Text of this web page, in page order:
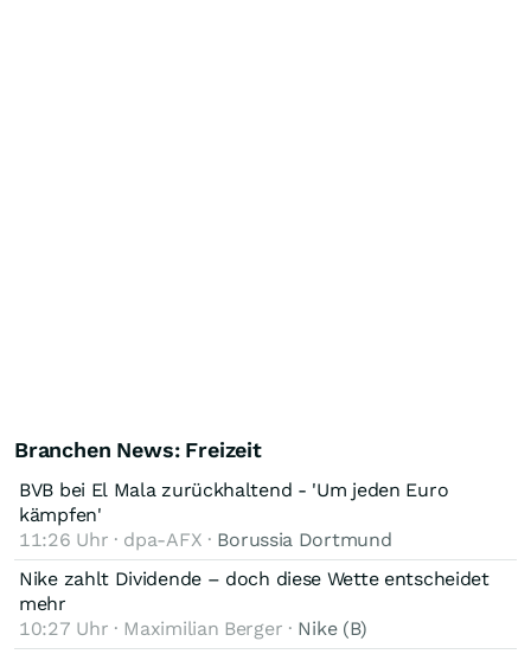
Branchen News: Freizeit
BVB bei El Mala zurückhaltend - 'Um jeden Euro
kämpfen'
11:26 Uhr · dpa-AFX · Borussia Dortmund
Nike zahlt Dividende – doch diese Wette entscheidet
mehr
10:27 Uhr · Maximilian Berger · Nike (B)